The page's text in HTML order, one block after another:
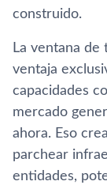
construido.
La ventana
ventaja
capacidades
mercado
ahora. Eso
parchear
entidades,